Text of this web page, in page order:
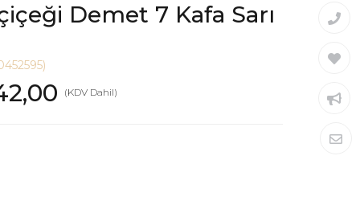
Demet 7 Kafa Sarı
(KDV Dahil)